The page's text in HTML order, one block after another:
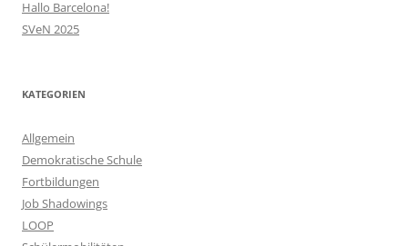
Hallo Barcelona!
SVeN 2025
KATEGORIEN
Allgemein
Demokratische Schule
Fortbildungen
Job Shadowings
LOOP